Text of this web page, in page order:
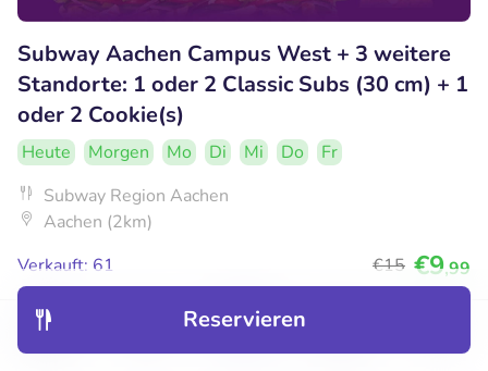
Entdecken
Reservieren
Subway Aachen Campus West + 3 weitere
Standorte: 1 oder 2 Classic Subs (30 cm) + 1
oder 2 Cookie(s)
Heute Morgen Mo Di Mi Do
Fr
Subway Region Aachen
Aachen (2km)
Verkauft: 61
€15 €9,99
38% Rabatt